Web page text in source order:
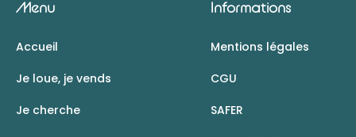
Menu
Accueil
Je loue, je vends
Je cherche
Informations
Mentions légales
CGU
SAFER